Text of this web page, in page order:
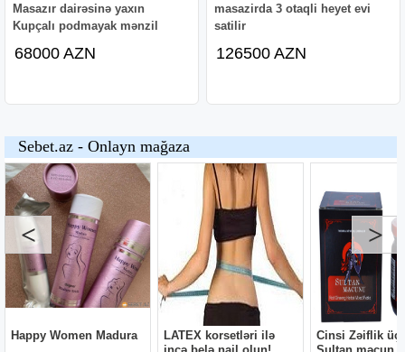
Masazır dairəsinə yaxın
Kupçalı podmayak mənzil
68000 AZN
masazirda 3 otaqli heyet evi
satilir
126500 AZN